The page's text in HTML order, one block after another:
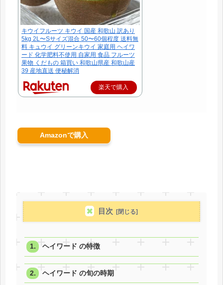
キウイフルーツ キウイ 国産 和歌山 訳あり
5kg 2L〜Sサイズ混合 50〜60個程度 送料無
料 キュウイ グリーンキウイ 家庭用 ヘイワ
ード 化学肥料不使用 自家用 食品 フルーツ
果物 くだもの 箱買い 和歌山県産 和歌山産
39 産地直送 便秘解消
楽天で購入
Amazonで購入
目次
ヘイワード の特徴
ヘイワード の旬の時期